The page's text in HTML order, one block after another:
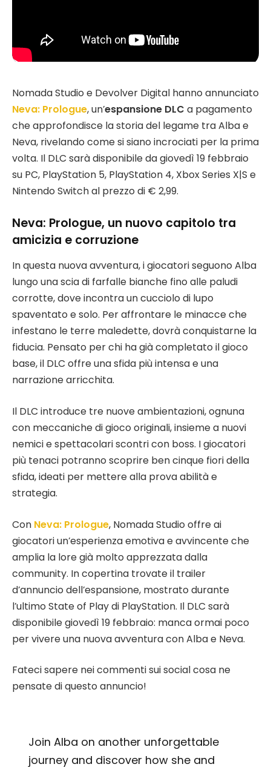
Nomada Studio e Devolver Digital hanno annunciato
Neva: Prologue, un’espansione DLC a pagamento
che approfondisce la storia del legame tra Alba e
Neva, rivelando come si siano incrociati per la prima
volta. Il DLC sarà disponibile da giovedì 19 febbraio
su PC, PlayStation 5, PlayStation 4, Xbox Series X|S e
Nintendo Switch al prezzo di € 2,99.
Neva: Prologue, un nuovo capitolo tra
amicizia e corruzione
In questa nuova avventura, i giocatori seguono Alba
lungo una scia di farfalle bianche fino alle paludi
corrotte, dove incontra un cucciolo di lupo
spaventato e solo. Per affrontare le minacce che
infestano le terre maledette, dovrà conquistarne la
fiducia. Pensato per chi ha già completato il gioco
base, il DLC offre una sfida più intensa e una
narrazione arricchita.
Il DLC introduce tre nuove ambientazioni, ognuna
con meccaniche di gioco originali, insieme a nuovi
nemici e spettacolari scontri con boss. I giocatori
più tenaci potranno scoprire ben cinque fiori della
sfida, ideati per mettere alla prova abilità e
strategia.
Con Neva: Prologue, Nomada Studio offre ai
giocatori un’esperienza emotiva e avvincente che
amplia la lore già molto apprezzata dalla
community. In copertina trovate il trailer
d’annuncio dell’espansione, mostrato durante
l’ultimo State of Play di PlayStation. Il DLC sarà
disponibile giovedì 19 febbraio: manca ormai poco
per vivere una nuova avventura con Alba e Neva.
Fateci sapere nei commenti sui social cosa ne
pensate di questo annuncio!
Join Alba on another unforgettable
journey and discover how she and